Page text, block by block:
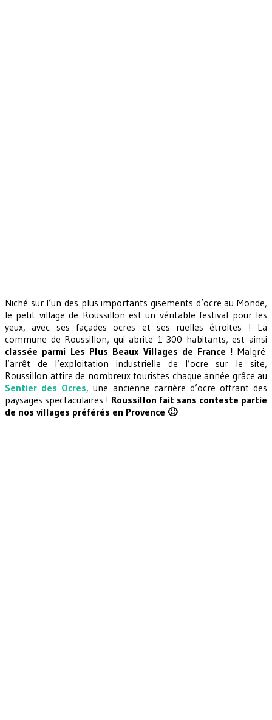
Niché sur l’un des plus importants gisements d’ocre au Monde,
le petit village de Roussillon est un véritable festival pour les
yeux, avec ses façades ocres et ses ruelles étroites ! La
commune de Roussillon, qui abrite 1 300 habitants, est ainsi
classée parmi Les Plus Beaux Villages de France ! Malgré
l’arrêt de l’exploitation industrielle de l’ocre sur le site,
Roussillon attire de nombreux touristes chaque année grâce au
Sentier des Ocres, une ancienne carrière d’ocre offrant des
paysages spectaculaires ! Roussillon fait sans conteste partie
de nos villages préférés en Provence 🙂